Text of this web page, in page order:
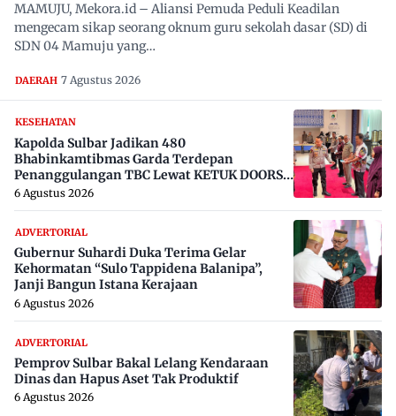
MAMUJU, Mekora.id – Aliansi Pemuda Peduli Keadilan
mengecam sikap seorang oknum guru sekolah dasar (SD) di
SDN 04 Mamuju yang…
DAERAH 7 Agustus 2026
KESEHATAN
Kapolda Sulbar Jadikan 480
Bhabinkamtibmas Garda Terdepan
Penanggulangan TBC Lewat KETUK DOORS
di 650 Desa
6 Agustus 2026
ADVERTORIAL
Gubernur Suhardi Duka Terima Gelar
Kehormatan “Sulo Tappidena Balanipa”,
Janji Bangun Istana Kerajaan
6 Agustus 2026
ADVERTORIAL
Pemprov Sulbar Bakal Lelang Kendaraan
Dinas dan Hapus Aset Tak Produktif
6 Agustus 2026